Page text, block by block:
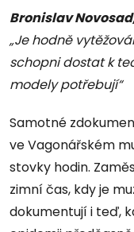
Bronislav
„Je hodně
schopni dostat k
modely potřebují“
Samotné
ve Vagonářském
stovky hodin.
zimní čas, kdy je
dokumentují i teď,